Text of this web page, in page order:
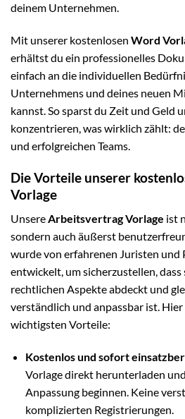
deinem Unternehmen.
Mit unserer kostenlosen Word
erhältst du ein professionelles
einfach an die individuellen
Unternehmens und deines neuen
kannst. So sparst du Zeit und Geld
konzentrieren, was wirklich zählt:
und erfolgreichen Teams.
Die Vorteile unserer
Vorlage
UnsereArbeitsvertrag Vorlage ist
sondern auch äußerst
wurde von erfahrenen Juristen und
entwickelt, um sicherzustellen, dass
rechtlichen Aspekte abdeckt und
verständlich und anpassbar ist.
wichtigsten Vorteile:
Kostenlos und sofort
Vorlage direkt herunterladen
Anpassung beginnen. Keine
komplizierten Registrierungen.